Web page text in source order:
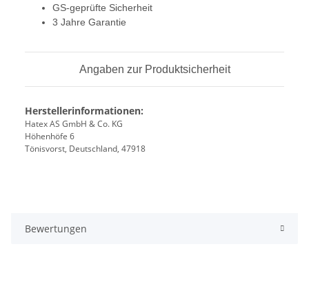
GS-geprüfte Sicherheit
3 Jahre Garantie
Angaben zur Produktsicherheit
Herstellerinformationen:
Hatex AS GmbH & Co. KG
Höhenhöfe 6
Tönisvorst, Deutschland, 47918
Bewertungen